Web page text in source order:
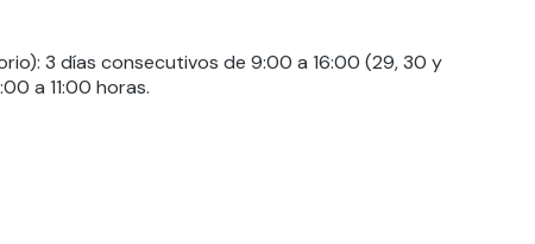
3 días consecutivos de 9:00 a 16:00 (29, 30 y
a 11:00 horas.